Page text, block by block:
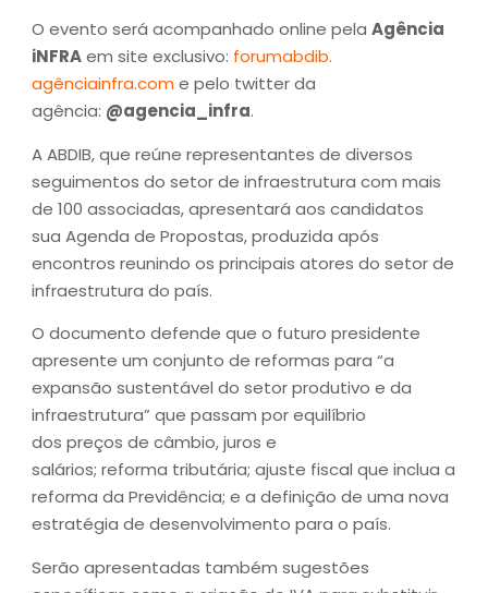
O evento será acompanhado online pela Agência
iNFRAem site exclusivo: forumabdib.
agênciainfra.come pelo twitter da
agência: @agencia_infra.
A ABDIB, que reúne representantes de diversos
seguimentos do setor de infraestrutura com mais
de 100 associadas, apresentará aos candidatos
sua Agenda de Propostas, produzida após
encontros reunindo os principais atores do setor de
infraestrutura do país.
O documento defende que o futuro presidente
apresente um conjunto de reformas para “a
expansão sustentável do setor produtivo e da
infraestrutura” que passam por equilíbrio
dos preços de câmbio, juros e
salários; reforma tributária; ajuste fiscal que inclua a
reforma da Previdência; e a definição de uma nova
estratégia de desenvolvimento para o país.
Serão apresentadas também sugestões